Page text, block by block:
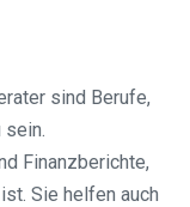
sind Berufe,
sein.
Finanzberichte,
Sie helfen auch